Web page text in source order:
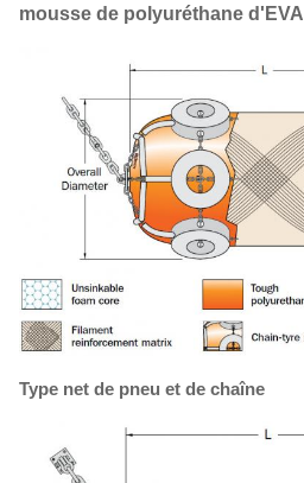
mousse de polyuréthane d'EVA
Type net de pneu et de chaîne